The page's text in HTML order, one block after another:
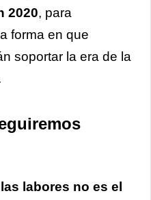
2020, para
forma en que
soportar la era de la
labores no es el